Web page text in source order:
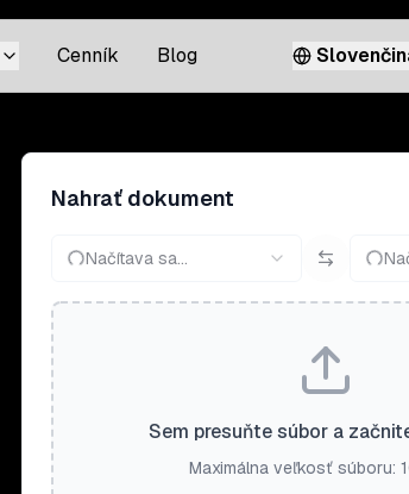
Cenník Blog
Nahrať dokument
Načítava sa...
Sem presuňte súbor a
Maximálna veľkosť súboru: